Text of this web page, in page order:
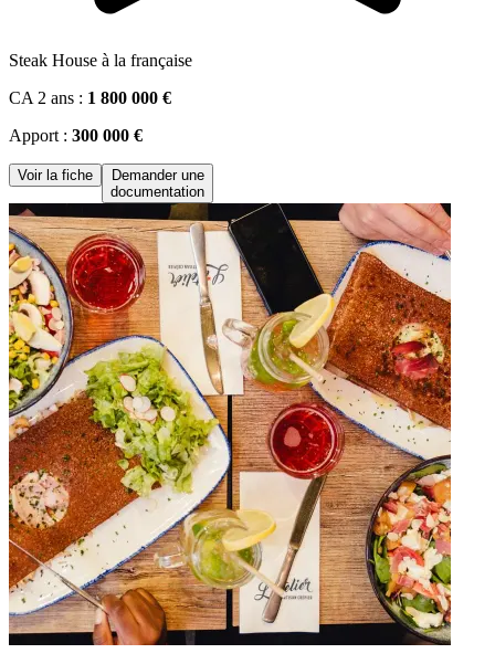
Steak House à la française
CA 2 ans : 1 800 000 €
Apport : 300 000 €
Voir la fiche
Demander une
documentation